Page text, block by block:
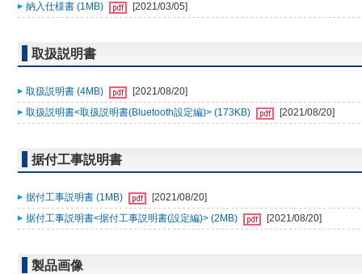
納入仕様書 (1MB) [2021/03/05]
取扱説明書
取扱説明書 (4MB)
[2021/08/20]
取扱説明書<取扱説明書(Bluetooth設定編)> (173KB)
[2021/08/20]
据付工事説明書
据付工事説明書 (1MB)
[2021/08/20]
据付工事説明書<据付工事説明書(設定編)> (2MB)
[2021/08/20]
製品画像